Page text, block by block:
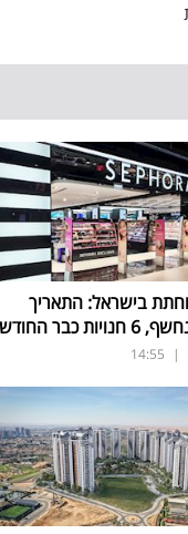
בישראל: התאריך
כבר החודש
|
14:55